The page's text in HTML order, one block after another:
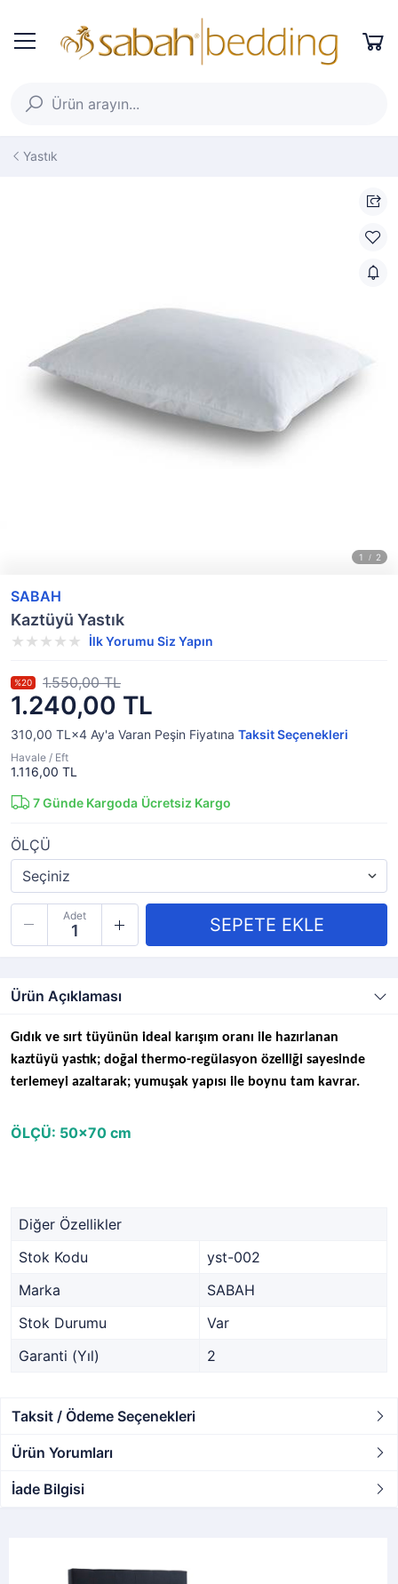
Yastık
SABAH
Kaztüyü Yastık
İlk Yorumu Siz Yapın
1.240,00 TL
%20 1.550,00 TL
310,00 TL×4 Ay'a Varan Peşin Fiyatına Taksit Seçenekleri
Havale / Eft
1.116,00 TL
7Günde Kargoda Ücretsiz Kargo
ÖLÇÜ
Adet
Ürün Açıklaması
Gıdık ve sırt tüyünün ideal karışım oranı ile hazırlanan
kaztüyü yastık; doğal thermo-regülasyon özelliği sayesinde
terlemeyi azaltarak; yumuşak yapısı ile boynu tam kavrar.
ÖLÇÜ: 50x70 cm
Diğer Özellikler
Stok Kodu
yst-002
Marka
SABAH
Stok Durumu
Var
Garanti (Yıl)
2
Taksit / Ödeme Seçenekleri
Ürün Yorumları
İade Bilgisi